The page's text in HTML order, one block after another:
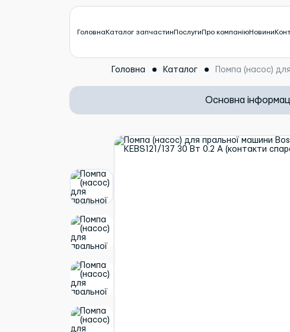
ГоловнаКаталог запчастинПослугиПро компаніюНовини
Головна Каталог Помпа (насос)
Основна